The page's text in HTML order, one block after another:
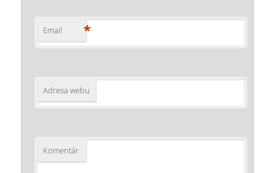
Email *
Adresa webu
Komentár